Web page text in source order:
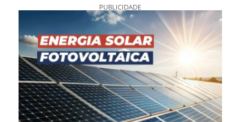
PUBLICIDADE